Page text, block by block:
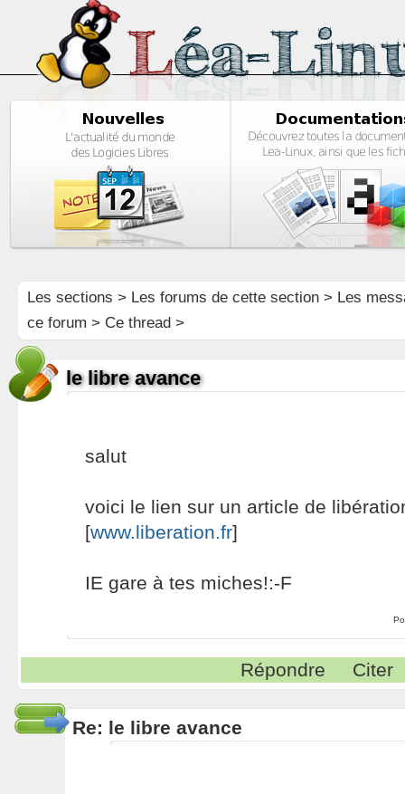
Les sections > Les forums de cette section> Les
ce forum > Ce thread >
le libre avance
salut
voici le lien sur un article de
[www.liberation.fr]
IE gare à tes miches!:-F
Répondre Citer
Re: le libre avance